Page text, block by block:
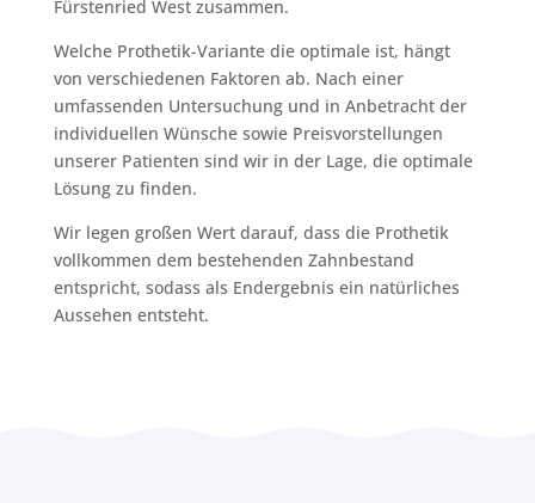
Fürstenried West zusammen.
Welche Prothetik-Variante die optimale ist, hängt
von verschiedenen Faktoren ab. Nach einer
umfassenden Untersuchung und in Anbetracht der
individuellen Wünsche sowie Preisvorstellungen
unserer Patienten sind wir in der Lage, die optimale
Lösung zu finden.
Wir legen großen Wert darauf, dass die Prothetik
vollkommen dem bestehenden Zahnbestand
entspricht, sodass als Endergebnis ein natürliches
Aussehen entsteht.